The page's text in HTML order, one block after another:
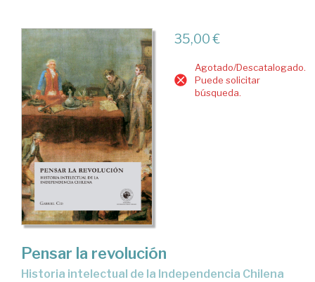
35,00 €
Agotado/Descatalogado.
Puede solicitar
búsqueda.
Pensar la revolución
Historia intelectual de la Independencia Chilena